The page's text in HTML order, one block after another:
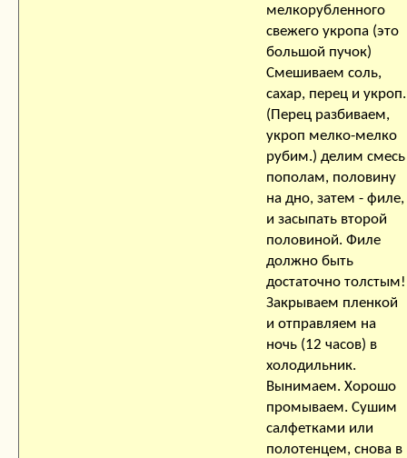
мелкорубленного
свежего укропа (это
большой пучок)
Смешиваем соль,
сахар, перец и укроп.
(Перец разбиваем,
укроп мелко-мелко
рубим.) делим смесь
пополам, половину
на дно, затем - филе,
и засыпать второй
половиной. Филе
должно быть
достаточно толстым!
Закрываем пленкой
и отправляем на
ночь (12 часов) в
холодильник.
Вынимаем. Хорошо
промываем. Сушим
салфетками или
полотенцем, снова в